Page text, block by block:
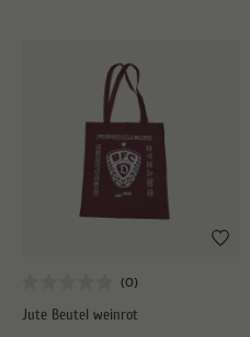
Jute Beutel weinrot